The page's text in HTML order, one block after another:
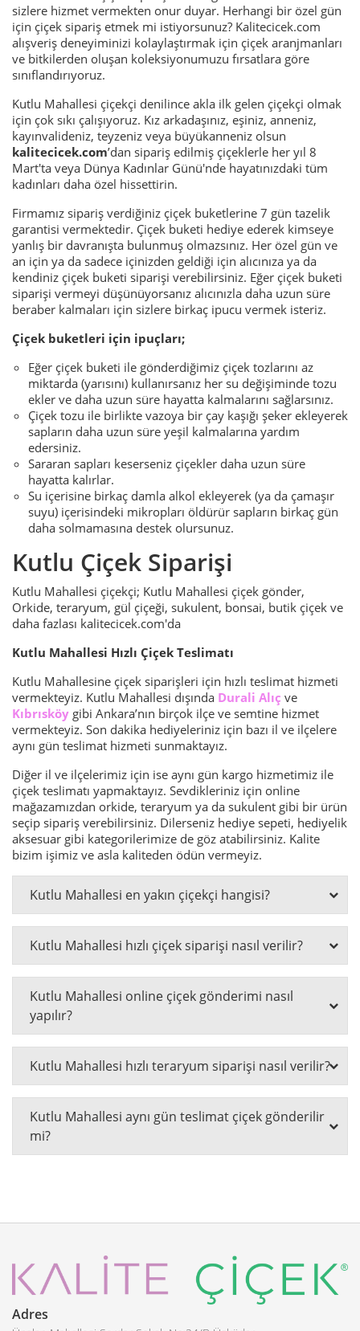
sizlere hizmet vermekten onur duyar. Herhangi bir özel gün
için çiçek sipariş etmek mi istiyorsunuz? Kalitecicek.com
alışveriş deneyiminizi kolaylaştırmak için çiçek aranjmanları
ve bitkilerden oluşan koleksiyonumuzu fırsatlara göre
sınıflandırıyoruz.
Kutlu Mahallesi çiçekçi denilince akla ilk gelen çiçekçi olmak
için çok sıkı çalışıyoruz. Kız arkadaşınız, eşiniz, anneniz,
kayınvalideniz, teyzeniz veya büyükanneniz olsun
kalitecicek.com’dan sipariş edilmiş çiçeklerle her yıl 8
Mart'ta veya Dünya Kadınlar Günü'nde hayatınızdaki tüm
kadınları daha özel hissettirin.
Firmamız sipariş verdiğiniz çiçek buketlerine 7 gün tazelik
garantisi vermektedir. Çiçek buketi hediye ederek kimseye
yanlış bir davranışta bulunmuş olmazsınız. Her özel gün ve
an için ya da sadece içinizden geldiği için alıcınıza ya da
kendiniz çiçek buketi siparişi verebilirsiniz. Eğer çiçek buketi
siparişi vermeyi düşünüyorsanız alıcınızla daha uzun süre
beraber kalmaları için sizlere birkaç ipucu vermek isteriz.
Çiçek buketleri için ipuçları;
Eğer çiçek buketi ile gönderdiğimiz çiçek tozlarını az
miktarda (yarısını) kullanırsanız her su değişiminde tozu
ekler ve daha uzun süre hayatta kalmalarını sağlarsınız.
Çiçek tozu ile birlikte vazoya bir çay kaşığı şeker ekleyerek
sapların daha uzun süre yeşil kalmalarına yardım
edersiniz.
Sararan sapları keserseniz çiçekler daha uzun süre
hayatta kalırlar.
Su içerisine birkaç damla alkol ekleyerek (ya da çamaşır
suyu) içerisindeki mikropları öldürür sapların birkaç gün
daha solmamasına destek olursunuz.
Kutlu Çiçek Siparişi
Kutlu Mahallesi çiçekçi; Kutlu Mahallesi çiçek gönder,
Orkide, teraryum, gül çiçeği, sukulent, bonsai, butik çiçek ve
daha fazlası kalitecicek.com'da
Kutlu Mahallesi Hızlı Çiçek Teslimatı
Kutlu Mahallesine çiçek siparişleri için hızlı teslimat hizmeti
vermekteyiz. Kutlu Mahallesi dışında Durali Alıç ve
Kıbrısköy gibi Ankara’nın birçok ilçe ve semtine hizmet
vermekteyiz. Son dakika hediyeleriniz için bazı il ve ilçelere
aynı gün teslimat hizmeti sunmaktayız.
Diğer il ve ilçelerimiz için ise aynı gün kargo hizmetimiz ile
çiçek teslimatı yapmaktayız. Sevdikleriniz için online
mağazamızdan orkide, teraryum ya da sukulent gibi bir ürün
seçip sipariş verebilirsiniz. Dilerseniz hediye sepeti, hediyelik
aksesuar gibi kategorilerimize de göz atabilirsiniz. Kalite
bizim işimiz ve asla kaliteden ödün vermeyiz.
Kutlu Mahallesi en yakın çiçekçi hangisi?
Kutlu Mahallesi hızlı çiçek siparişi nasıl verilir?
Kutlu Mahallesi online çiçek gönderimi nasıl
yapılır?
Kutlu Mahallesi hızlı teraryum siparişi nasıl verilir?
Kutlu Mahallesi aynı gün teslimat çiçek gönderilir
mi?
Adres